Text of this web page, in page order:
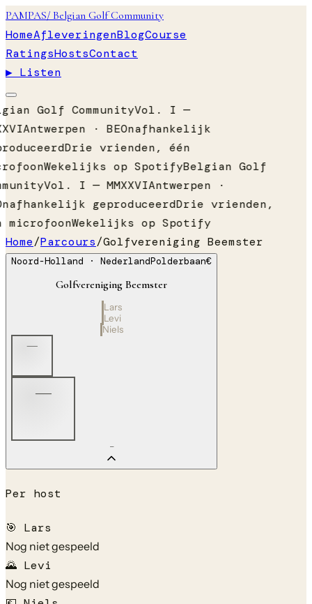
PAMPAS/ Belgian Golf Community
HomeAfleveringenBlogCourse
RatingsHostsContact
▶ Listen
Golf CommunityVol. I —
Antwerpen · BEOnafhankelijk
Drie vrienden, één
Wekelijks op SpotifyBelgian Golf
Vol. I — MMXXVIAntwerpen ·
geproduceerdDrie vrienden,
microfoonWekelijks op Spotify
Home/Parcours/Golfvereniging Beemster
Noord-Holland · NederlandPolderbaan€
Golfvereniging Beemster
Lars
Levi
Niels
—
—
—
Per host
🎯 Lars
Nog niet gespeeld
🌄 Levi
Nog niet gespeeld